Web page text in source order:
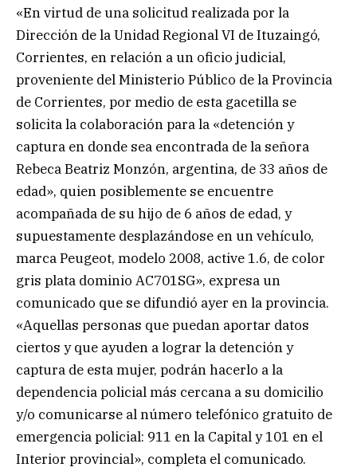
«En virtud de una solicitud realizada por la
Dirección de la Unidad Regional VI de Ituzaingó,
Corrientes, en relación a un oficio judicial,
proveniente del Ministerio Público de la Provincia
de Corrientes, por medio de esta gacetilla se
solicita la colaboración para la «detención y
captura en donde sea encontrada de la señora
Rebeca Beatriz Monzón, argentina, de 33 años de
edad», quien posiblemente se encuentre
acompañada de su hijo de 6 años de edad, y
supuestamente desplazándose en un vehículo,
marca Peugeot, modelo 2008, active 1.6, de color
gris plata dominio AC701SG», expresa un
comunicado que se difundió ayer en la provincia.
«Aquellas personas que puedan aportar datos
ciertos y que ayuden a lograr la detención y
captura de esta mujer, podrán hacerlo a la
dependencia policial más cercana a su domicilio
y/o comunicarse al número telefónico gratuito de
emergencia policial: 911 en la Capital y 101 en el
Interior provincial», completa el comunicado.